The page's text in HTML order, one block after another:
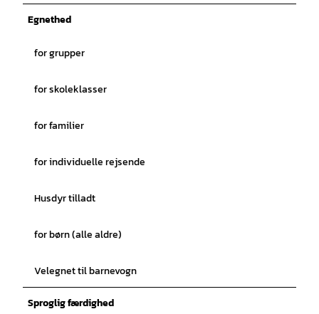
Egnethed
for grupper
for skoleklasser
for familier
for individuelle rejsende
Husdyr tilladt
for børn (alle aldre)
Velegnet til barnevogn
Sproglig færdighed